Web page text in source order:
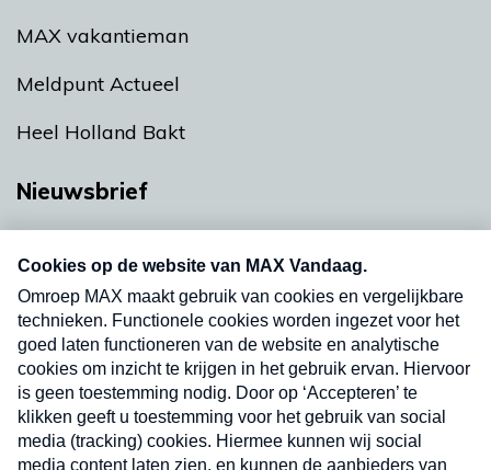
MAX vakantieman
Meldpunt Actueel
Heel Holland Bakt
Nieuwsbrief
nieuwsbrief. Elke vrijdag- en dinsdagochtend in
uw mailbox.
Verzend